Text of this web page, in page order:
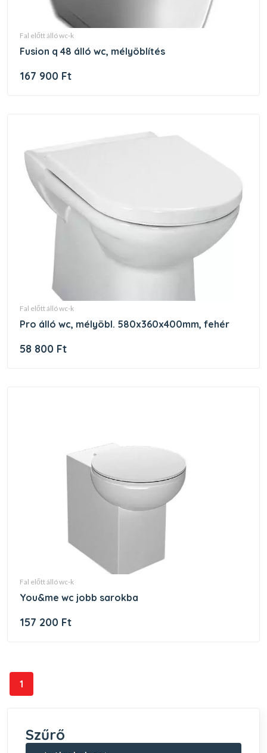
fal előtt álló wc-k
fusion q 48 álló wc, mélyöblítés
167 900 Ft
fal előtt álló wc-k
pro álló wc, mélyöbl. 580x360x400mm, fehér
58 800 Ft
fal előtt álló wc-k
you&me wc jobb sarokba
157 200 Ft
1
Szűrő